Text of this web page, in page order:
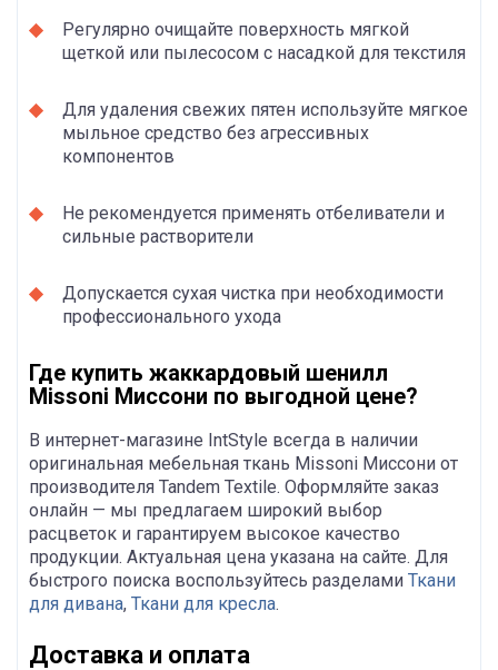
Регулярно очищайте поверхность мягкой
щеткой или пылесосом с насадкой для текстиля
Для удаления свежих пятен используйте мягкое
мыльное средство без агрессивных
компонентов
Не рекомендуется применять отбеливатели и
сильные растворители
Допускается сухая чистка при необходимости
профессионального ухода
Где купить жаккардовый шенилл
Missoni Миссони по выгодной цене?
В интернет-магазине IntStyle всегда в наличии
оригинальная мебельная ткань Missoni Миссони от
производителя Tandem Textile. Оформляйте заказ
онлайн — мы предлагаем широкий выбор
расцветок и гарантируем высокое качество
продукции. Актуальная цена указана на сайте. Для
быстрого поиска воспользуйтесь разделами Ткани
для дивана, Ткани для кресла.
Доставка и оплата